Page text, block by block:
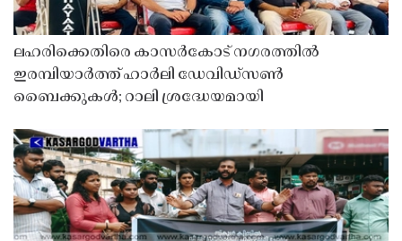
ലഹരിക്കെതിരെ കാസർകോട് നഗരത്തിൽ
ഇരമ്പിയാർത്ത് ഹാർലി ഡേവിഡ്‌സൺ
ബൈക്കുകൾ; റാലി ശ്രദ്ധേയമായി